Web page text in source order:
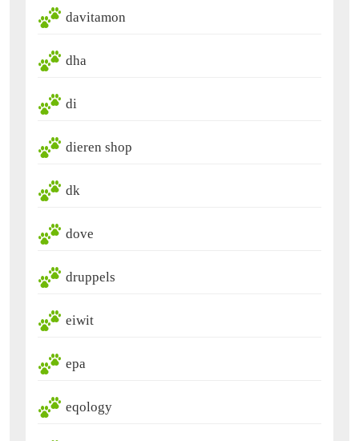
davitamon
dha
di
dieren shop
dk
dove
druppels
eiwit
epa
eqology